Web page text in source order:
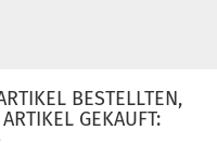
BESTELLTEN,
GEKAUFT: